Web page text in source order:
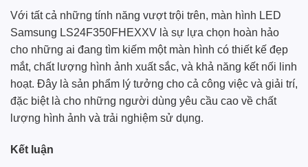
Với tất cả những tính năng vượt trội trên, màn hình LED
Samsung LS24F350FHEXXV là sự lựa chọn hoàn hảo
cho những ai đang tìm kiếm một màn hình có thiết kế đẹp
mắt, chất lượng hình ảnh xuất sắc, và khả năng kết nối linh
hoạt. Đây là sản phẩm lý tưởng cho cả công việc và giải trí,
đặc biệt là cho những người dùng yêu cầu cao về chất
lượng hình ảnh và trải nghiệm sử dụng.
Kết luận